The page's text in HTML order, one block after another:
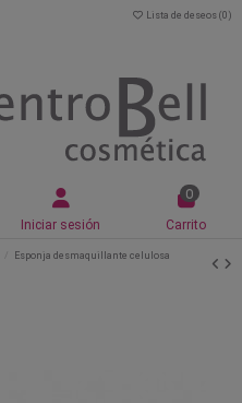
Lista de deseos (0 )
Iniciar sesión
0
Carrito
Esponja desmaquillante celulosa